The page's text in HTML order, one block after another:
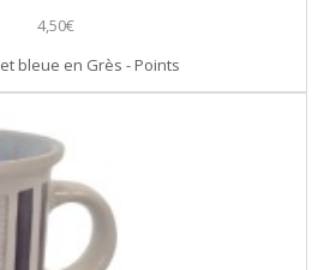
4,50€
bleue en Grès - Points